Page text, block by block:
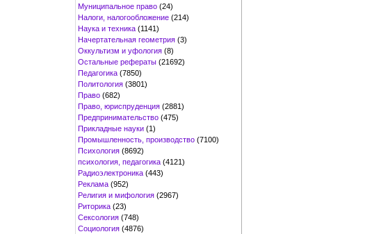
Муниципальное право (24)
Налоги, налогообложение (214)
Наука и техника (1141)
Начертательная геометрия (3)
Оккультизм и уфология (8)
Остальные рефераты (21692)
Педагогика (7850)
Политология (3801)
Право (682)
Право, юриспруденция (2881)
Предпринимательство (475)
Прикладные науки (1)
Промышленность, производство (7100)
Психология (8692)
психология, педагогика (4121)
Радиоэлектроника (443)
Реклама (952)
Религия и мифология (2967)
Риторика (23)
Сексология (748)
Социология (4876)